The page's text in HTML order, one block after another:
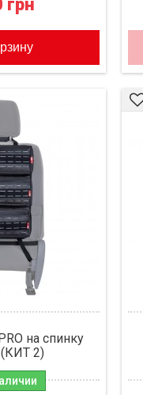
грн
на спинку
2)